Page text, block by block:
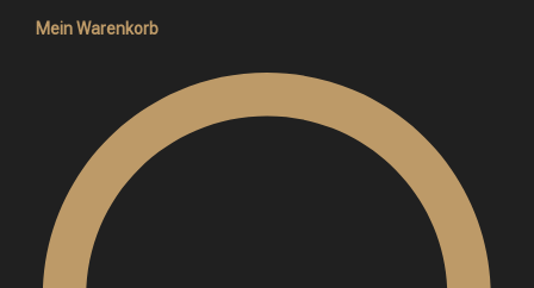
Mein Warenkorb